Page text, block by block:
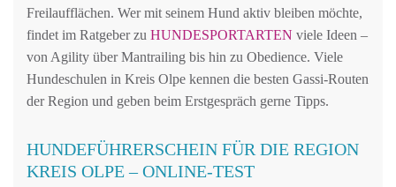
Freilaufflächen. Wer mit seinem Hund aktiv bleiben möchte,
findet im Ratgeber zu HUNDESPORTARTEN viele Ideen –
von Agility über Mantrailing bis hin zu Obedience. Viele
Hundeschulen in Kreis Olpe kennen die besten Gassi-Routen
der Region und geben beim Erstgespräch gerne Tipps.
HUNDEFÜHRERSCHEIN FÜR DIE REGION
KREIS OLPE – ONLINE-TEST